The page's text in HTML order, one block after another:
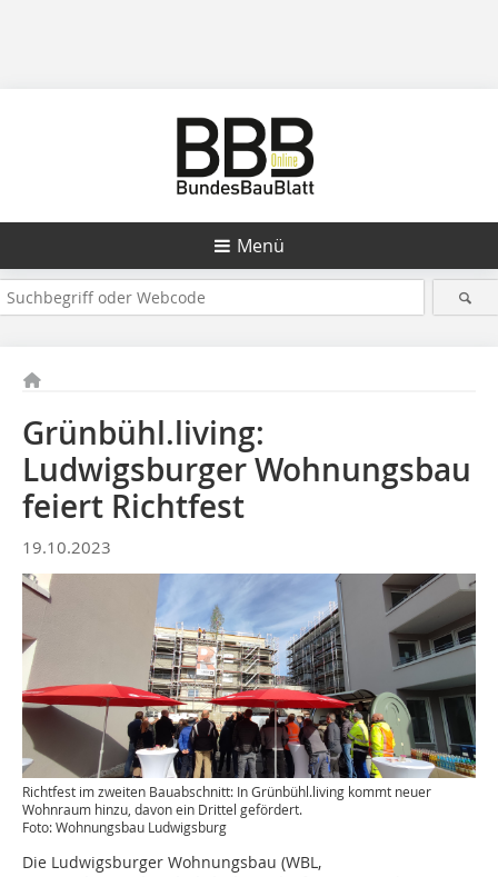
Menü
Grünbühl.living:
Ludwigsburger Wohnungsbau
feiert Richtfest
19.10.2023
Richtfest im zweiten Bauabschnitt: In Grünbühl.living kommt neuer
Wohnraum hinzu, davon ein Drittel gefördert.
Foto: Wohnungsbau Ludwigsburg
Die Ludwigsburger Wohnungsbau (WBL,